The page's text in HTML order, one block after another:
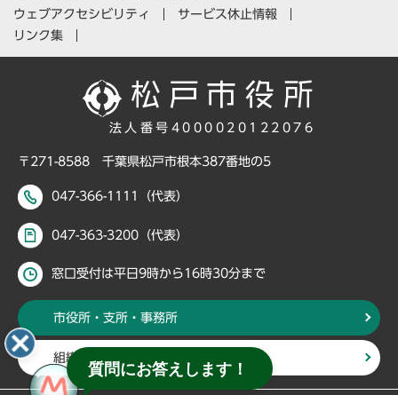
ウェブアクセシビリティ
サービス休止情報
リンク集
法人番号4000020122076
〒271-8588 千葉県松戸市根本387番地の5
047-366-1111（代表）
047-363-3200（代表）
窓口受付は平日9時から16時30分まで
市役所・支所・事務所
組織・部署から探す
質問にお答えします！